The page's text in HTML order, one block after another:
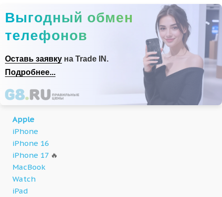
Выгодный обмен
телефонов
Оставь заявку на Trade IN.
Подробнее...
Apple
iPhone
iPhone 16
iPhone 17 🔥
MacBook
Watch
iPad